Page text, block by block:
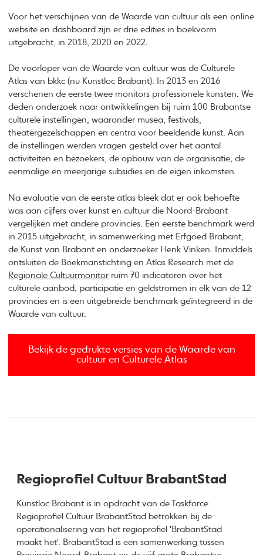
Voor het verschijnen van de Waarde van cultuur als een online
website en dashboard zijn er drie edities in boekvorm
uitgebracht, in 2018, 2020 en 2022.
De voorloper van de Waarde van cultuur was de Culturele
Atlas van bkkc (nu Kunstloc Brabant). In 2013 en 2016
verschenen de eerste twee monitors professionele kunsten. We
deden onderzoek naar ontwikkelingen bij ruim 100 Brabantse
culturele instellingen, waaronder musea, festivals,
theatergezelschappen en centra voor beeldende kunst. Aan
de instellingen werden vragen gesteld over het aantal
activiteiten en bezoekers, de opbouw van de organisatie, de
eenmalige en meerjarige subsidies en de eigen inkomsten.
Na evaluatie van de eerste atlas bleek dat er ook behoefte
was aan cijfers over kunst en cultuur die Noord-Brabant
vergelijken met andere provincies. Een eerste benchmark werd
in 2015 uitgebracht, in samenwerking met Erfgoed Brabant,
de Kunst van Brabant en onderzoeker Henk Vinken. Inmiddels
ontsluiten de Boekmanstichting en Atlas Research met de
Regionale Cultuurmonitor ruim 70 indicatoren over het
culturele aanbod, participatie en geldstromen in elk van de 12
provincies en is een uitgebreide benchmark geïntegreerd in de
Waarde van cultuur.
Bekijk de gedrukte versies van de Waarde van
cultuur en Culturele Atlas
Regioprofiel Cultuur BrabantStad
Kunstloc Brabant is in opdracht van de Taskforce
Regioprofiel Cultuur BrabantStad betrokken bij de
operationalisering van het regioprofiel 'BrabantStad
maakt het'. BrabantStad is een samenwerking tussen